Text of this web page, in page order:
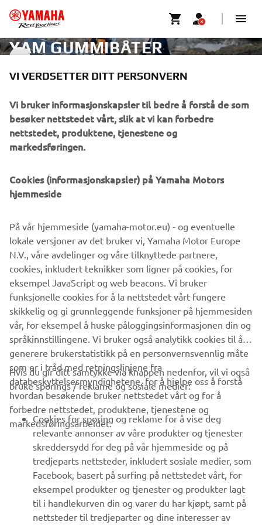
YAM GUMMIBÅTER
YAM GUMMIBÅTER
VIRKSOMHET
B2B
FAQ & SUPPORT
NYHETSBREV
Vær den første til å lære om de siste tilbudene, spesielle
arrangementer, nye utgivelser og mye mer
ABONNER
Les vår personvernerklæring for å lære hvordan vi behandler dine
personopplysninger:Retningslinjer for Personvern
Norway (Norwegian)
© Copyright - 2026 Yamaha Motor Europe N.V. - Alle rettigheter
forbeholdt
VI VERDSETTER DITT PERSONVERN
Vi bruker informasjonskapsler til bedre å forstå de som
besøker nettstedet vårt, slik at vi kan forbedre
nettstedet, produktene, tjenestene og
markedsføringen.
Cookies (informasjonskapsler) på Yamaha Motors
hjemmeside
På vår hjemmeside (yamaha-motor.eu) - og eventuelle
lokale versjoner av det bruker vi, Yamaha Motor Europe
N.V., våre avdelinger og våre tilknyttede partnere,
cookies, inkludert teknikker som ligner på cookies, for
eksempel JavaScript og web beacons. Vi bruker
funksjonelle cookies for å la nettstedet vårt fungere
skikkelig og gi grunnleggende funksjoner på hjemmesiden
vår, for eksempel å huske påloggingsinformasjonen din og
språkinnstillingene. Vi bruker også analytikk cookies til å
generere brukerstatistikk på en personvernsvennlig måte
som er i tråd med retningslinjene fra
databeskyttelsesmyndighetene, for å hjelpe oss å forstå
hvordan besøkende bruker nettstedet vårt og for å
forbedre nettstedet, produktene, tjenestene og
markedsføringsarbeidet.
Hvis du gir ditt samtykke via knappen nedenfor, vil vi også
bruke sporings / reklame og sosiale medier:
Cookies for sporing og reklame for å vise deg
relevante annonser av våre produkter og tjenester
skreddersydd for deg på vår hjemmeside og på
tredjeparts nettsteder, inkludert sosiale medier, som
Facebook, basert på surfing på nettstedet vårt, for
eksempel produkter og tjenester og produkter lagt
til i handlekurven din og varer du har kjøpt, samt på
nettsteder til tredjeparter og dine interesser av